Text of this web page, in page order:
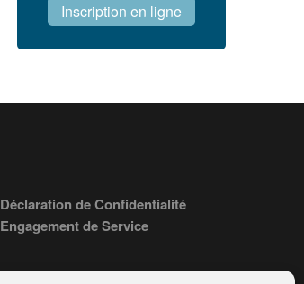
Inscription en ligne
Déclaration de Confidentialité
Engagement de Service